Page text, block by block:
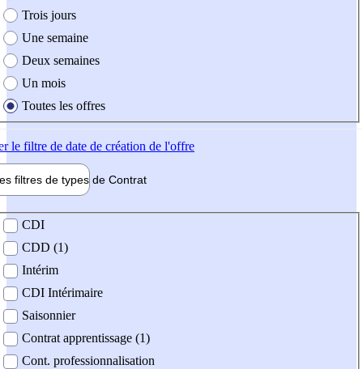
Trois jours
Une semaine
Deux semaines
Un mois
Toutes les offres
le filtre de date de création de l'offre
filtres de types de Contrat
contrat
CDI
CDD (1)
Intérim
CDI Intérimaire
Saisonnier
Contrat apprentissage (1)
Cont. professionnalisation